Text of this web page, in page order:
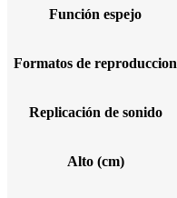
Función espejo
Formatos de reproduccion
Replicación de sonido
Alto (cm)